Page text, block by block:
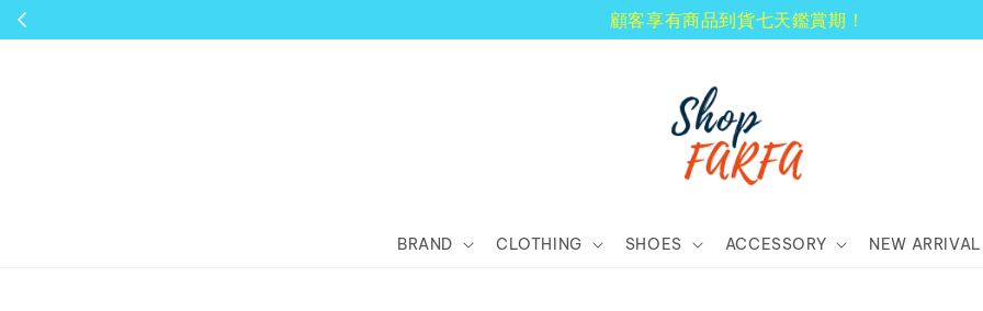
顧客享有商品到貨七天鑑賞期！
BRAND CLOTHING SHOES ACCESSORY NEW ARRIVAL